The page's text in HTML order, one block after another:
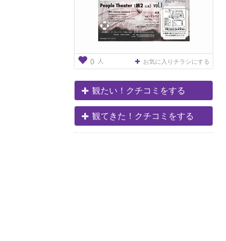
0 人 お気に入りチラシにする
観たい！クチコミをする
観てきた！クチコミをする